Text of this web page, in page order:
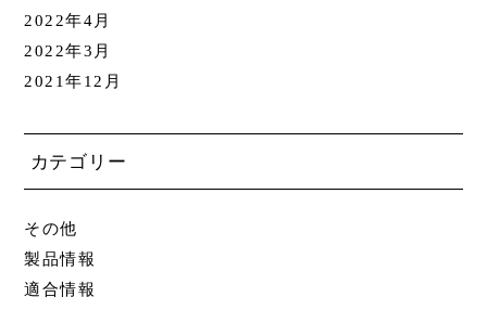
2022年4月
2022年3月
2021年12月
カテゴリー
その他
製品情報
適合情報